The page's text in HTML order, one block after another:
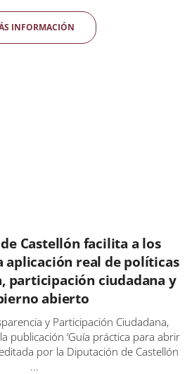
INFORMACIÓN
Castellón facilita a los
aplicación real de políticas
participación ciudadana y
abierto
y Participación Ciudadana,
publicación ‘Guía práctica para abrir
por la Diputación de Castellón
...